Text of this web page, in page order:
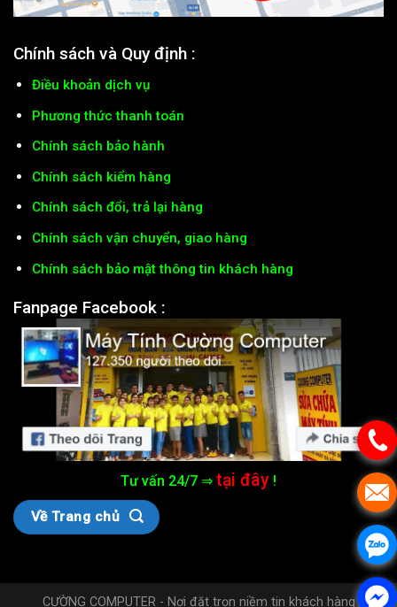
Chính sách và Quy định :
Điều khoản dịch vụ
Phương thức thanh toán
Chính sách bảo hành
Chính sách kiểm hàng
Chính sách đổi, trả lại hàng
Chính sách vận chuyển, giao hàng
Chính sách bảo mật thông tin khách hàng
Fanpage Facebook :
Tư vấn 24/7 ⇒ tại đây !
Về Trang chủ
CƯỜNG COMPUTER - Nơi đặt trọn niềm tin khách hàng